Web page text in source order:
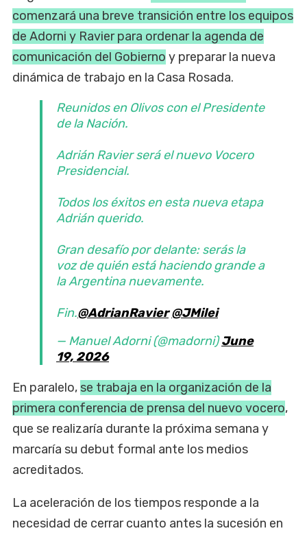
comenzará una breve transición entre los equipos
de Adorni y Ravier para ordenar la agenda de
comunicación del Gobierno y preparar la nueva
dinámica de trabajo en la Casa Rosada.
Reunidos en Olivos con el Presidente
de la Nación.
Adrián Ravier será el nuevo Vocero
Presidencial.
Todos los éxitos en esta nueva etapa
Adrián querido.
Gran desafío por delante: serás la
voz de quién está haciendo grande a
la Argentina nuevamente.
Fin.@AdrianRavier @JMilei
— Manuel Adorni (@madorni)June
19, 2026
En paralelo, se trabaja en la organización de la
primera conferencia de prensa del nuevo vocero,
que se realizaría durante la próxima semana y
marcaría su debut formal ante los medios
acreditados.
La aceleración de los tiempos responde a la
necesidad de cerrar cuanto antes la sucesión en